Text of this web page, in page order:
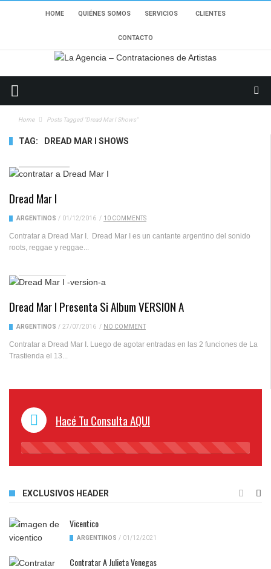
HOME QUIÉNES SOMOS SERVICIOS CLIENTES
CONTACTO
Home Posts Tagged "Dread Mar I Shows"
TAG: DREAD MAR I SHOWS
Dread Mar I
ARGENTINOS / 01/12/2016 / 10 COMMENTS
Contratar a Dread Mar I. Dread Mar I es un cantante argentino del sonido
roots, reggae y reggae...
Dread Mar I Presenta Si Album VERSION A
ARGENTINOS / 27/07/2016 / NO COMMENT
Contratar a Dread Mar I. Luego de agotar entradas en las 2 funciones de La
Trastienda el 13...
Hacé Tu Consulta AQUI
45%
EXCLUSIVOS HEADER
Vicentico
ARGENTINOS / 01/12/2021
Contratar A Julieta Venegas